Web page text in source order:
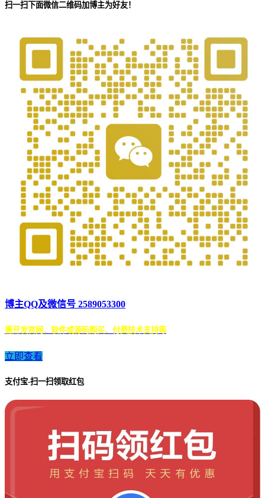
扫一扫下面微信二维码加博主为好友！
博主QQ及微信号 2589053300
需开发官网、软件或源码购买、付费技术支持等
立即查看
支付宝-扫一扫领取红包